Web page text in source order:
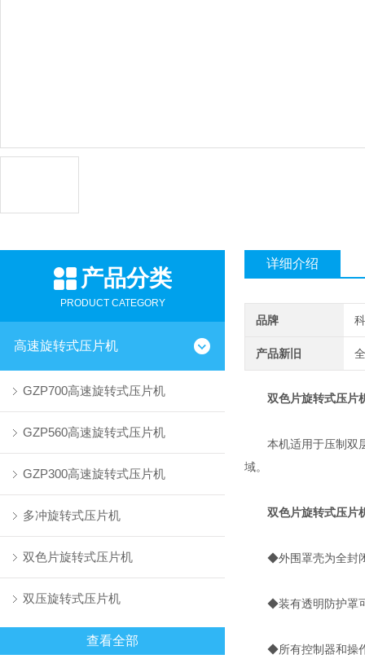
产品分类
PRODUCT CATEGORY
高速旋转式压片机
GZP700高速旋转式压片机
GZP560高速旋转式压片机
GZP300高速旋转式压片机
多冲旋转式压片机
双色片旋转式压片机
双压旋转式压片机
查看全部
详细介绍
品牌
产品新旧
双色片旋转式压片
本机适用于压制双层
域。
双色片旋转式压片
◆外围罩壳为全封闭
◆装有透明防护罩可
◆所有控制器和操作